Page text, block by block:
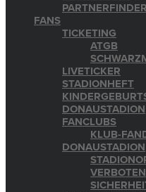
PARTNERFINDER
FANS
TICKETING
ATGB
LIVETICKER
STADIONHEFT
DONAUSTADION
FANCLUBS
KLUB-
DONAUSTADION